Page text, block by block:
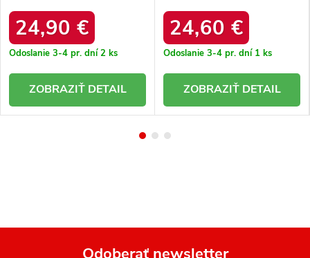
24,90 €
Odoslanie 3-4 pr. dní2 ks
DETAIL
24,60 €
Odoslanie 3-4 pr. dní 1 ks
DETAIL